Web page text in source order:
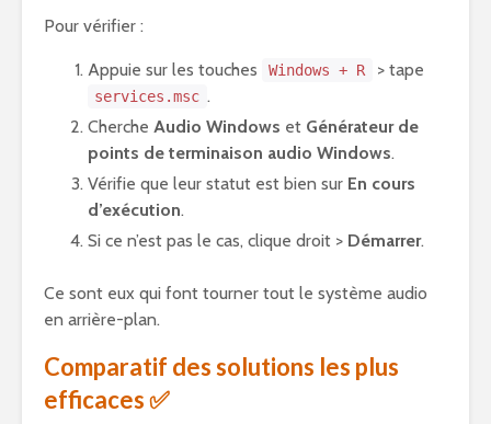
Pour vérifier :
Appuie sur les touches Windows + R > tape
services.msc .
Cherche Audio Windows et Générateur de
points de terminaison audio Windows.
Vérifie que leur statut est bien sur En cours
d’exécution.
Si ce n’est pas le cas, clique droit > Démarrer.
Ce sont eux qui font tourner tout le système audio
en arrière-plan.
Comparatif des solutions les plus
efficaces ✅